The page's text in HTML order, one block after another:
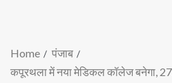
Home
पंजाब
कपूरथला में नया मेडिकल कॉलेज बनेगा,